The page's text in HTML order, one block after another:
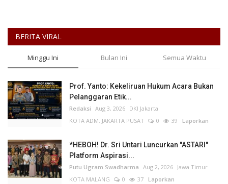
BERITA VIRAL
Minggu Ini Bulan Ini Semua Waktu
Prof. Yanto: Kekeliruan Hukum Acara Bukan
Pelanggaran Etik...
Redaksi Aug 3, 2026 DKI Jakarta
KOTA ADM. JAKARTA PUSAT
0 39 Laporkan
*HEBOH! Dr. Sri Untari Luncurkan "ASTARI"
Platform Aspirasi...
Putu Ugram Swadharma Aug 2, 2026 Jawa Timur
KOTA MALANG
0 37 Laporkan